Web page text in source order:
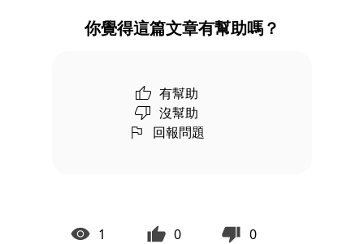
你覺得這篇文章有幫助嗎？
有幫助
沒幫助
回報問題
1 0 0